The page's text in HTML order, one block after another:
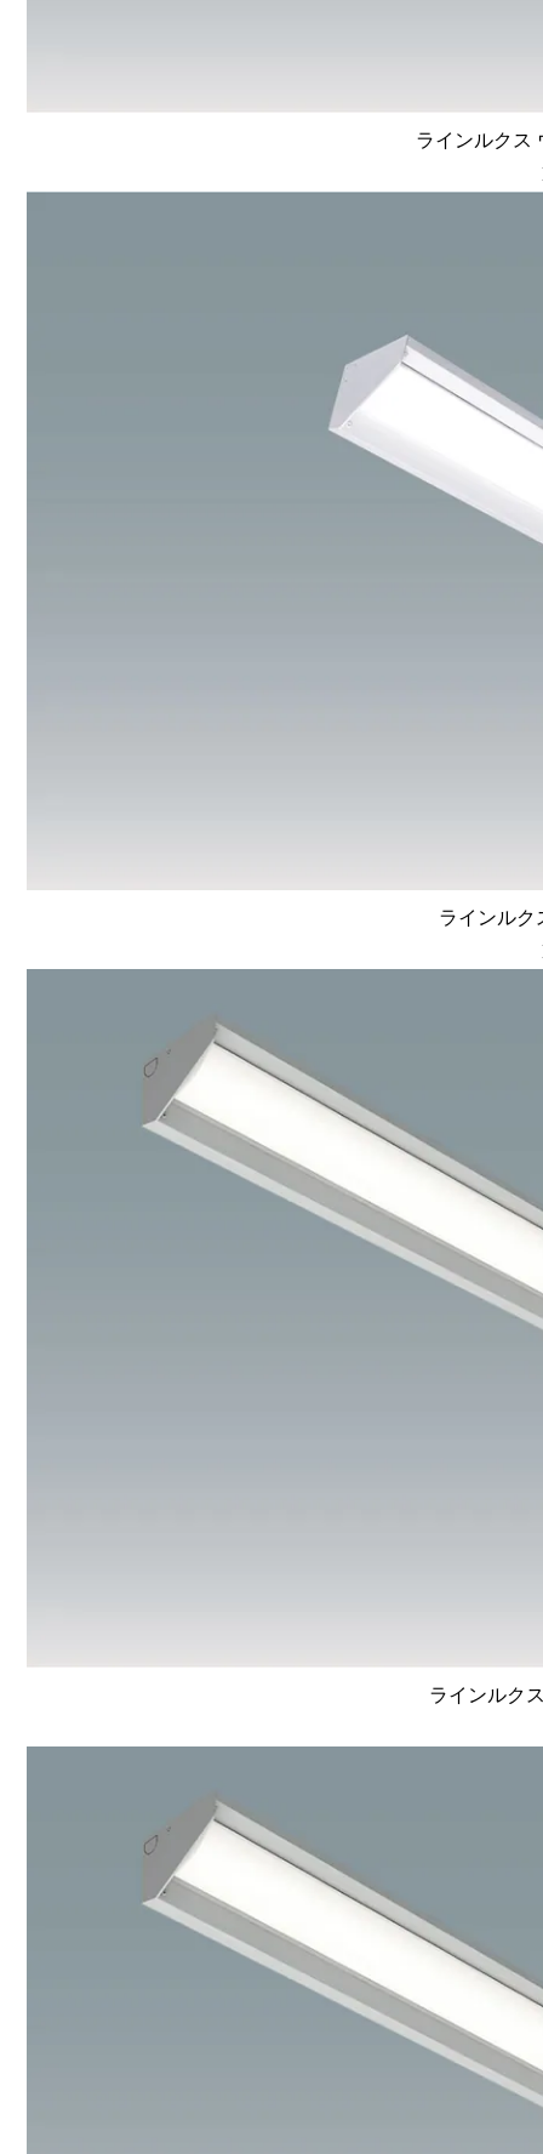
ラインルクス
ラインルク
ラインルク